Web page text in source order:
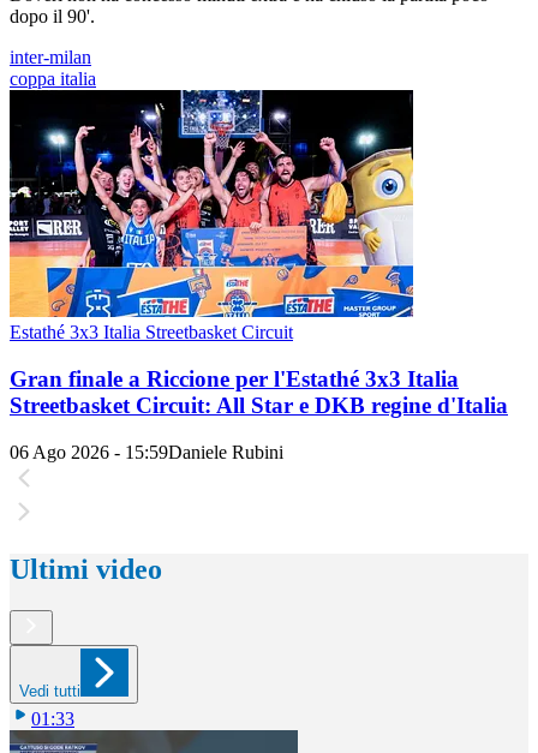
dopo il 90'.
inter-milan
coppa italia
Estathé 3x3 Italia Streetbasket Circuit
Gran finale a Riccione per l'Estathé 3x3 Italia
Streetbasket Circuit: All Star e DKB regine d'Italia
06 Ago 2026 - 15:59Daniele Rubini
Ultimi video
Vedi tutti
01:33